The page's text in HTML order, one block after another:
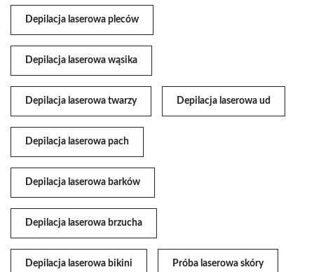
Depilacja laserowa pleców
Depilacja laserowa wąsika
Depilacja laserowa twarzy Depilacja laserowa ud
Depilacja laserowa pach
Depilacja laserowa barków
Depilacja laserowa brzucha
Depilacja laserowa bikini Próba laserowa skóry